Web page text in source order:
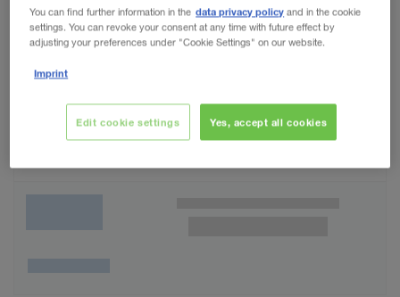
Wunschliste
You can find further information in the data privacy policy and in the cookie
settings. You can revoke your consent at any time with future effect by
adjusting your preferences under "Cookie Settings" on our website.
Imprint
Yes, accept all cookies
Edit cookie settings